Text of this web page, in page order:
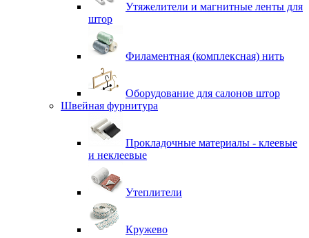
Утяжелители и магнитные ленты для
штор
Филаментная (комплексная) нить
Оборудование для салонов штор
Швейная фурнитура
Прокладочные материалы - клеевые
и неклеевые
Утеплители
Кружево